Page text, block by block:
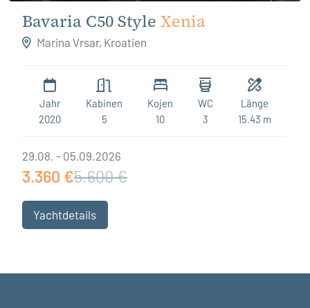
Bavaria C50 Style Xenia
Marina Vrsar, Kroatien
Jahr
2020
Kabinen
5
Kojen
10
WC
3
Länge
15.43 m
29.08. - 05.09.2026
3.360 €5.600 €
Yachtdetails